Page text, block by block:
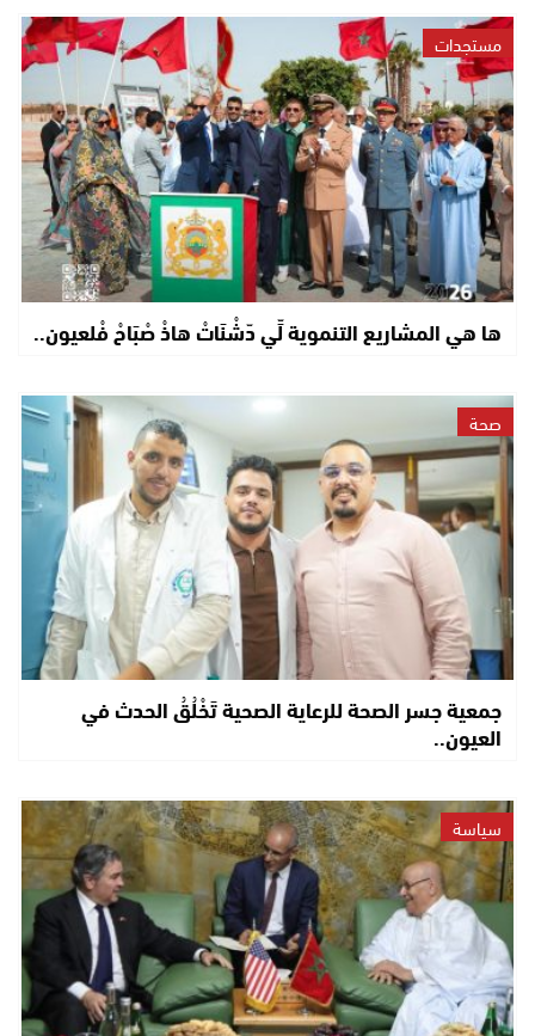
مستجدات
ها هي المشاريع التنموية لِّي دّشْنَاتْ هاذْ صْبَاحْ فْلعيون..
صحة
جمعية جسر الصحة للرعاية الصحية تَخْلُقُ الحدث في
العيون..
سياسة